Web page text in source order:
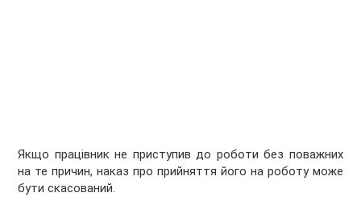
Якщо працівник не приступив до роботи без поважних
на те причин, наказ про прийняття його на роботу може
бути скасований.